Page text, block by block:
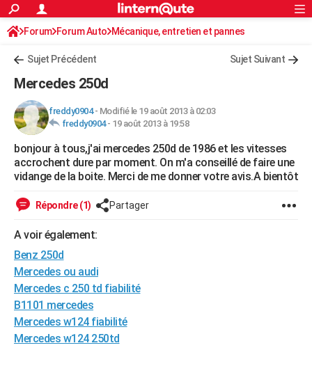
ACTUALITÉS
Politique
Société
Faits Divers
Education
Monde
Villes
+
FINANCE
Retraite
Impôts
Epargne
Immobilier
Risques naturels par ville
Banque
Assurance
Crédit
AUTO
Essais
Réserver un essai
Citadines
Berlines
SUV
Forum auto
+HIGH-TECH
Mobiles
Meilleur smartphone
Internet
Ordinateurs
Jeux vidéo
Guide high-tech
+
Forum
Aménagement intérieur
Extérieur
Cuisine
Salle de bains
Jardinage
Rangement
WEEK-END
Guides de France
Escapades
Patrimoine
Expositions
Musées
Week-end nature
+LIFESTYLE
Art de vivre
Bien-être
Loisirs
Mode
Modes de vie
SANTE
Alimentation
Guide de la santé
Maladies
Médicaments
Sommeil
VOYAGE
Destinations
City break
Voyage nature
Voyage de noces
Forum
Climat
+PHOTO
Rechercher
S'inscrire
Connexion
Forum Forum Auto Mécanique, entretien et pannes
Sujet Précédent Sujet Suivant
Mercedes 250d
freddy0904- Modifié le 19 août 2013 à 02:03
freddy0904- 19 août 2013 à 19:58
bonjour à tous,j'ai mercedes 250d de 1986 et les vitesses
accrochent dure par moment. On m'a conseillé de faire une
vidange de la boite. Merci de me donner votre avis.A bientôt
Répondre (1) Partager
A voir également:
Benz 250d
Mercedes ou audi
Mercedes c 250 td fiabilité
B1101 mercedes
Mercedes w124 fiabilité
Mercedes w124 250td